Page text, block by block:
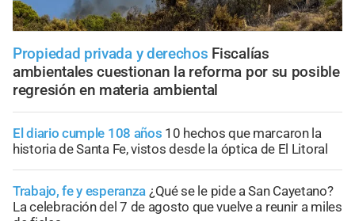
Propiedad privada y derechos Fiscalías
ambientales cuestionan la reforma por su posible
regresión en materia ambiental
El diario cumple 108 años 10 hechos que marcaron la
historia de Santa Fe, vistos desde la óptica de El Litoral
Trabajo, fe y esperanza ¿Qué se le pide a San Cayetano?
La celebración del 7 de agosto que vuelve a reunir a miles